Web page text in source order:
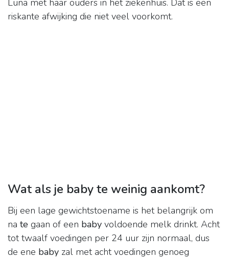
Luna met haar ouders in het ziekenhuis. Dat is een
riskante afwijking die niet veel voorkomt.
Wat als je baby te weinig aankomt?
Bij een lage gewichtstoename is het belangrijk om
na te gaan of een baby voldoende melk drinkt. Acht
tot twaalf voedingen per 24 uur zijn normaal, dus
de ene baby zal met acht voedingen genoeg